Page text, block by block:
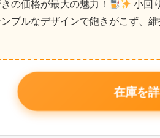
の価格が最大の魅力！
小回
プルなデザインで飽きがこず、
在庫を